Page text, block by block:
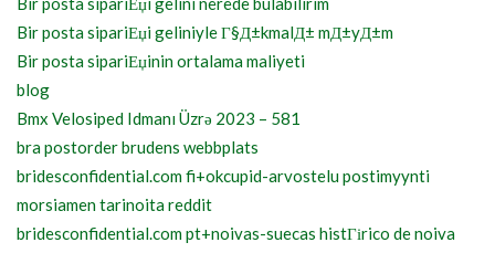
Bir posta sipariЕџi geliniyle Г§Д±kmalД± mД±yД±m
Bir posta sipariЕџinin ortalama maliyeti
blog
Bmx Velosiped Idmanı Üzrə 2023 – 581
bra postorder brudens webbplats
bridesconfidential.com fi+okcupid-arvostelu postimyynti
morsiamen tarinoita reddit
bridesconfidential.com pt+noivas-suecas histГіrico de noiva